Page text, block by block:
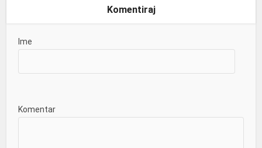
Komentiraj
Ime
Komentar